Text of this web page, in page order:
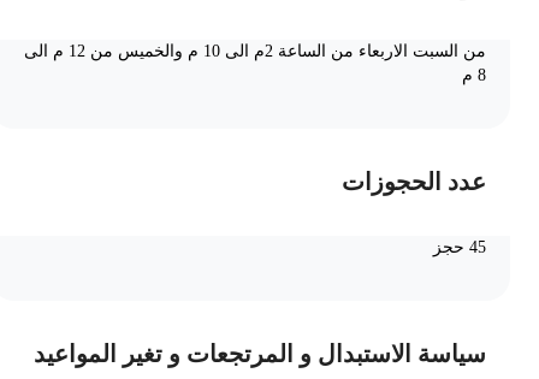
من السبت الاربعاء من الساعة 2م الى 10 م والخميس من 12 م الى
عدد الحجوزات
سياسة الاستبدال و المرتجعات و تغير المواعيد